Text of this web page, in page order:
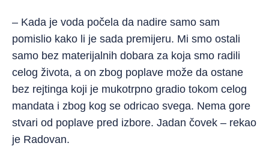
– Kada je voda počela da nadire samo sam
pomislio kako li je sada premijeru. Mi smo ostali
samo bez materijalnih dobara za koja smo radili
celog života, a on zbog poplave može da ostane
bez rejtinga koji je mukotrpno gradio tokom celog
mandata i zbog kog se odricao svega. Nema gore
stvari od poplave pred izbore. Jadan čovek – rekao
je Radovan.